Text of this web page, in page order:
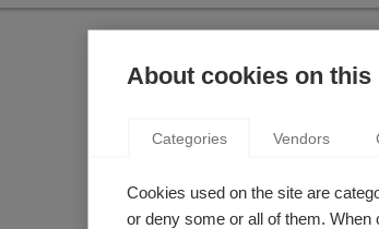
About cookies on this
Categories Vendors
Cookies used on the site are
or deny some or all of them. When